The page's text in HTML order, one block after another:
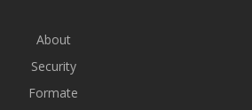
About
Security
Formate